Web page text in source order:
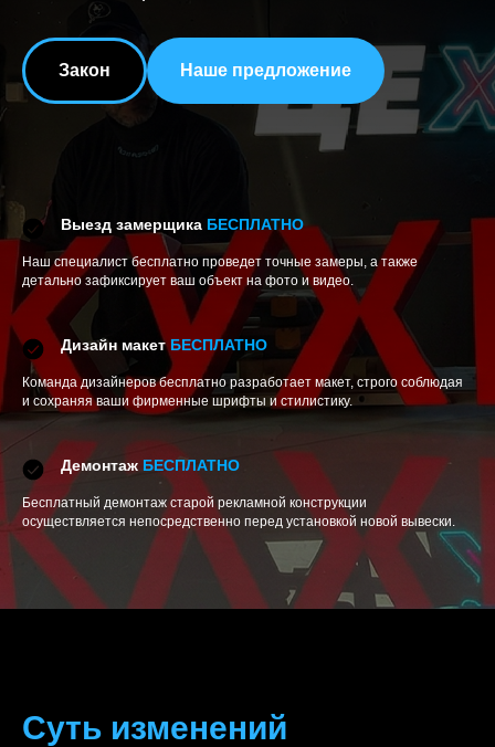
Закон Наше предложение
Выезд замерщика БЕСПЛАТНО
Наш специалист бесплатно проведет точные замеры, а также
детально зафиксирует ваш объект на фото и видео.
Дизайн макетБЕСПЛАТНО
Команда дизайнеров бесплатно разработает макет, строго соблюдая
и сохраняя ваши фирменные шрифты и стилистику.
Демонтаж БЕСПЛАТНО
Бесплатный демонтаж старой рекламной конструкции
осуществляется непосредственно перед установкой новой вывески.
Суть изменений